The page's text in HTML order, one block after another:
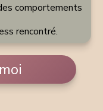
comportements
rencontré.